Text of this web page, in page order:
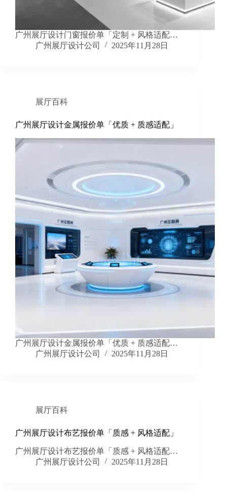
广州展厅设计门窗报价单「定制 + 风格适配…
广州展厅设计公司
2025年11月28日
展厅百科
广州展厅设计金属报价单「优质 + 质感适配」
广州展厅设计金属报价单「优质 + 质感适配…
广州展厅设计公司
2025年11月28日
展厅百科
广州展厅设计布艺报价单「质感 + 风格适配」
广州展厅设计布艺报价单「质感 + 风格适配…
广州展厅设计公司
2025年11月28日